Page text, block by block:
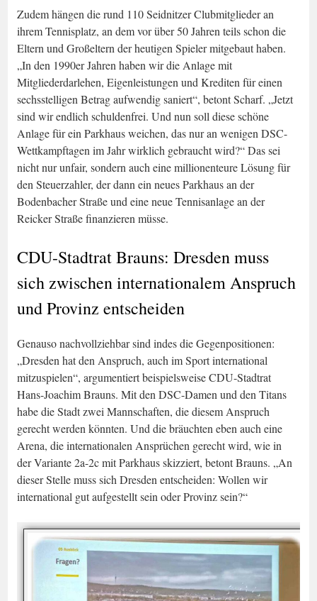
Zudem hängen die rund 110 Seidnitzer Clubmitglieder an
ihrem Tennisplatz, an dem vor über 50 Jahren teils schon die
Eltern und Großeltern der heutigen Spieler mitgebaut haben.
„In den 1990er Jahren haben wir die Anlage mit
Mitgliederdarlehen, Eigenleistungen und Krediten für einen
sechsstelligen Betrag aufwendig saniert“, betont Scharf. „Jetzt
sind wir endlich schuldenfrei. Und nun soll diese schöne
Anlage für ein Parkhaus weichen, das nur an wenigen DSC-
Wettkampftagen im Jahr wirklich gebraucht wird?“ Das sei
nicht nur unfair, sondern auch eine millionenteure Lösung für
den Steuerzahler, der dann ein neues Parkhaus an der
Bodenbacher Straße und eine neue Tennisanlage an der
Reicker Straße finanzieren müsse.
CDU-Stadtrat Brauns: Dresden muss
sich zwischen internationalem Anspruch
und Provinz entscheiden
Genauso nachvollziehbar sind indes die Gegenpositionen:
„Dresden hat den Anspruch, auch im Sport international
mitzuspielen“, argumentiert beispielsweise CDU-Stadtrat
Hans-Joachim Brauns. Mit den DSC-Damen und den Titans
habe die Stadt zwei Mannschaften, die diesem Anspruch
gerecht werden könnten. Und die bräuchten eben auch eine
Arena, die internationalen Ansprüchen gerecht wird, wie in
der Variante 2a-2c mit Parkhaus skizziert, betont Brauns. „An
dieser Stelle muss sich Dresden entscheiden: Wollen wir
international gut aufgestellt sein oder Provinz sein?“